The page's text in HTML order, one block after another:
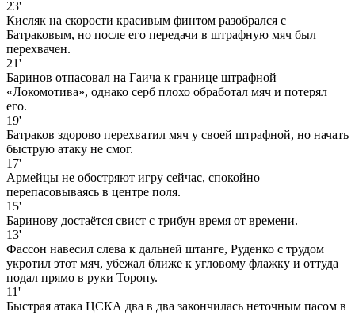
23'
Кисляк на скорости красивым финтом разобрался с
Батраковым, но после его передачи в штрафную мяч был
перехвачен.
21'
Баринов отпасовал на Гаича к границе штрафной
«Локомотива», однако серб плохо обработал мяч и потерял
его.
19'
Батраков здорово перехватил мяч у своей штрафной, но начать
быструю атаку не смог.
17'
Армейцы не обостряют игру сейчас, спокойно
перепасовываясь в центре поля.
15'
Баринову достаётся свист с трибун время от времени.
13'
Фассон навесил слева к дальней штанге, Руденко с трудом
укротил этот мяч, убежал ближе к угловому флажку и оттуда
подал прямо в руки Торопу.
11'
Быстрая атака ЦСКА два в два закончилась неточным пасом в